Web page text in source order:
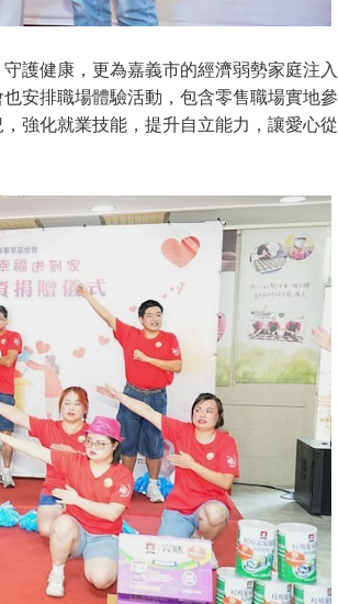
護健康，更為嘉義市的經濟弱勢家庭注入
安排職場體驗活動，包含零售職場實地參
強化就業技能，提升自立能力，讓愛心從